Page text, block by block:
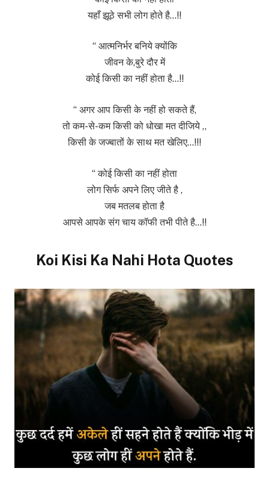
यहाँ झूठे सभी लोग होते है…!!
“ आत्मनिर्भर बनिये क्योंकि
जीवन के,बुरे दौर में
कोई किसी का नहीं होता है…!!
“ अगर आप किसी के नहीं हो सकते हैं,
तो कम-से-कम किसी को धोखा मत दीजिये ,,
किसी के जज्बातों के साथ मत खेलिए…!!!
“ कोई किसी का नहीं होता
लोग सिर्फ अपने लिए जीते है ,
जब मतलब होता है
आपसे आपके संग चाय कॉफी तभी पीते है…!!
Koi Kisi Ka Nahi Hota Quotes